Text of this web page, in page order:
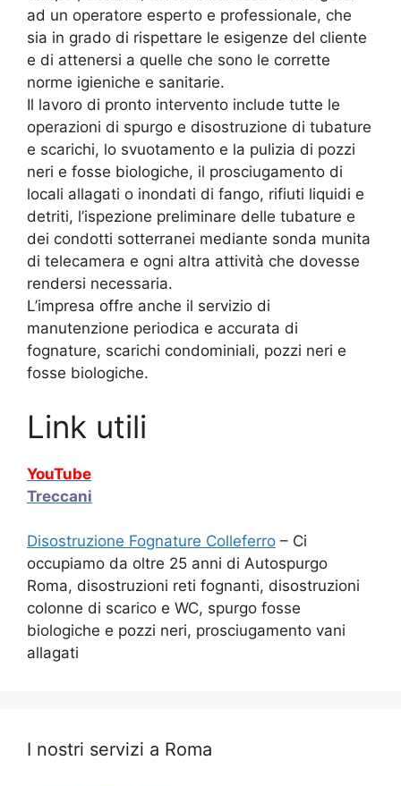
ad un operatore esperto e professionale, che
sia in grado di rispettare le esigenze del cliente
e di attenersi a quelle che sono le corrette
norme igieniche e sanitarie.
Il lavoro di pronto intervento include tutte le
operazioni di spurgo e disostruzione di tubature
e scarichi, lo svuotamento e la pulizia di pozzi
neri e fosse biologiche, il prosciugamento di
locali allagati o inondati di fango, rifiuti liquidi e
detriti, l’ispezione preliminare delle tubature e
dei condotti sotterranei mediante sonda munita
di telecamera e ogni altra attività che dovesse
rendersi necessaria.
L’impresa offre anche il servizio di
manutenzione periodica e accurata di
fognature, scarichi condominiali, pozzi neri e
fosse biologiche.
Link utili
YouTube
Treccani
Disostruzione Fognature Colleferro – Ci
occupiamo da oltre 25 anni di Autospurgo
Roma, disostruzioni reti fognanti, disostruzioni
colonne di scarico e WC, spurgo fosse
biologiche e pozzi neri, prosciugamento vani
allagati
I nostri servizi a Roma